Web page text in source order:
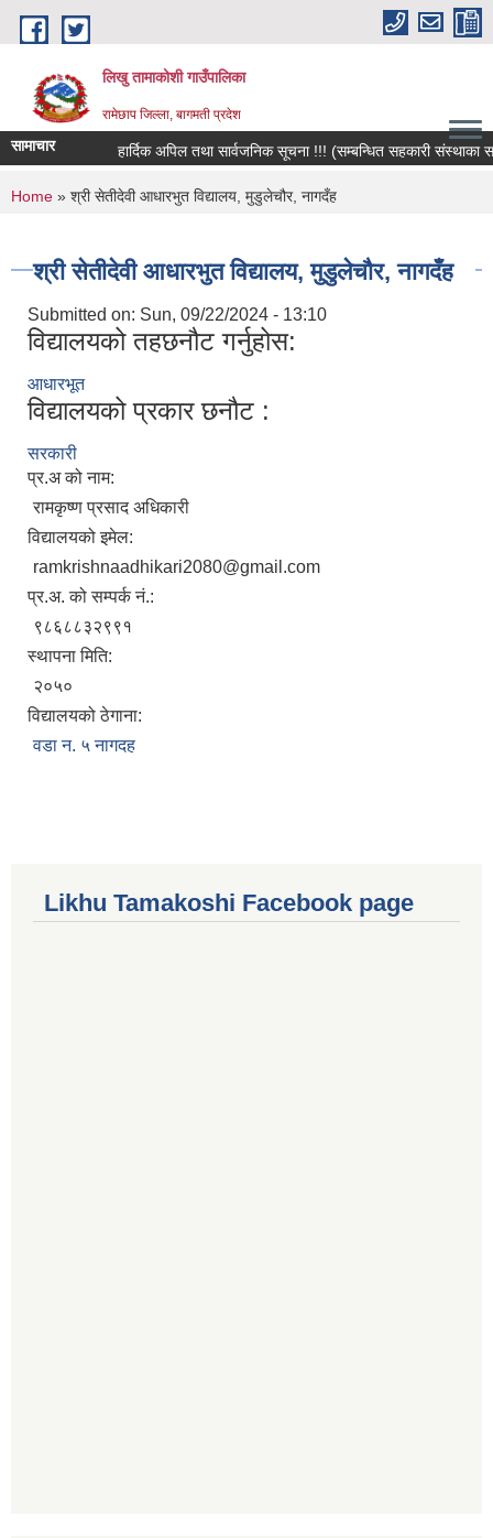
Skip to main content
लिखु तामाकोशी गाउँपालिका
रामेछाप जिल्ला, बागमती प्रदेश
सामाचार हार्दिक अपिल तथा सार्वजनिक सूचना !!! (सम्बन्धित सहकारी संस्थाका
You are here
Home » श्री सेतीदेवी आधारभुत विद्यालय, मुडुलेचौर, नागदँह
श्री सेतीदेवी आधारभुत विद्यालय, मुडुलेचौर, नागदँह
Submitted on: Sun, 09/22/2024 - 13:10
विद्यालयको तहछनौट गर्नुहोस:
आधारभूत
विद्यालयको प्रकार छनौट :
सरकारी
प्र.अ को नाम:
रामकृष्ण प्रसाद अधिकारी
विद्यालयको इमेल:
ramkrishnaadhikari2080@gmail.com
प्र.अ. को सम्पर्क नं.:
९८६८८३२९९१
स्थापना मिति:
२०५०
विद्यालयको ठेगाना:
वडा न. ५ नागदह
Likhu Tamakoshi Facebook page